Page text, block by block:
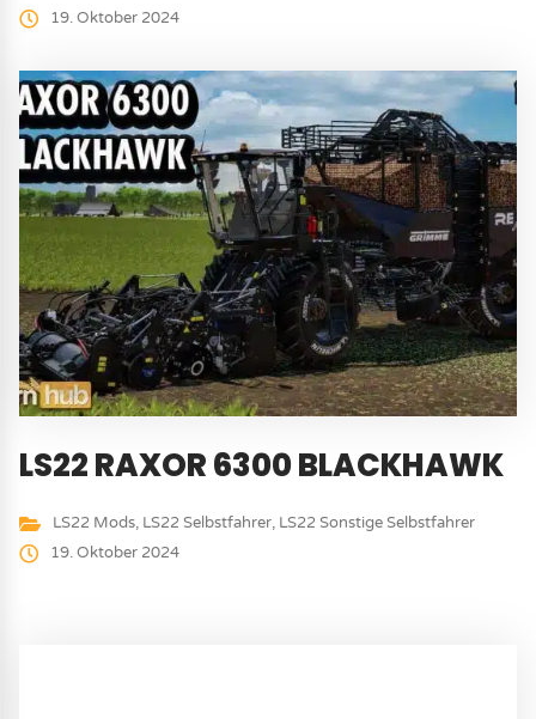
19. Oktober 2024
LS22 RAXOR 6300 BLACKHAWK
LS22 Mods, LS22 Selbstfahrer, LS22 Sonstige Selbstfahrer
19. Oktober 2024